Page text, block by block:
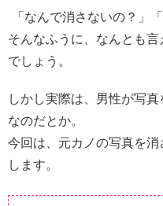
「なんで消さないの？」
そんなふうに、なんとも
でしょう。
しかし実際は、男性が写
なのだとか。
今回は、元カノの写真を
します。